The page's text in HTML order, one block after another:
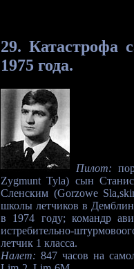
29.Катастрофа
1975 года.
Пилот:
Zygmunt Tyla) сын
Сленским (Gorzowe
школы летчиков в
в 1974 году; командр
истребительно-
летчик 1 класса.
Налет: 847 часов на